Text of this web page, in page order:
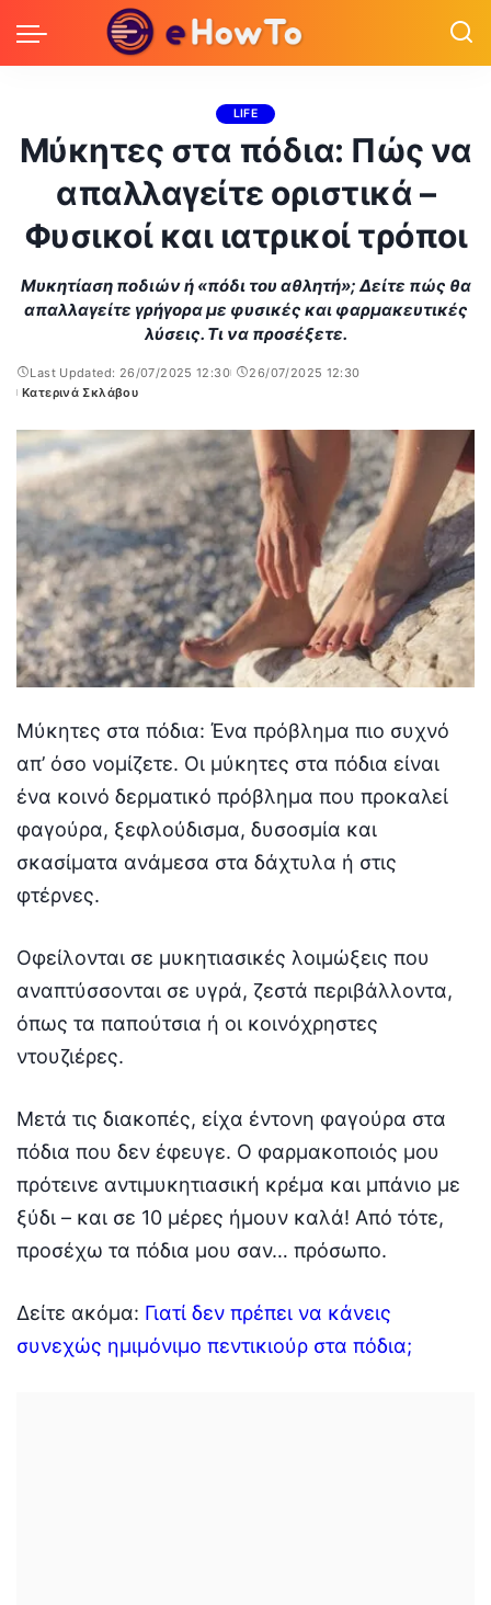
LIFE
Μύκητες στα πόδια: Πώς να
απαλλαγείτε οριστικά –
Φυσικοί και ιατρικοί τρόποι
Μυκητίαση ποδιών ή «πόδι του αθλητή»; Δείτε πώς θα
απαλλαγείτε γρήγορα με φυσικές και φαρμακευτικές
λύσεις. Τι να προσέξετε.
Last Updated: 26/07/2025 12:30
26/07/2025 12:30
Posted
Κατερινά Σκλάβου
Μύκητες στα πόδια: Ένα πρόβλημα πιο συχνό
απ’ όσο νομίζετε. Οι μύκητες στα πόδια είναι
ένα κοινό δερματικό πρόβλημα που προκαλεί
φαγούρα, ξεφλούδισμα, δυσοσμία και
σκασίματα ανάμεσα στα δάχτυλα ή στις
φτέρνες.
Οφείλονται σε μυκητιασικές λοιμώξεις που
αναπτύσσονται σε υγρά, ζεστά περιβάλλοντα,
όπως τα παπούτσια ή οι κοινόχρηστες
ντουζιέρες.
Μετά τις διακοπές, είχα έντονη φαγούρα στα
πόδια που δεν έφευγε. Ο φαρμακοποιός μου
πρότεινε αντιμυκητιασική κρέμα και μπάνιο με
ξύδι – και σε 10 μέρες ήμουν καλά! Από τότε,
προσέχω τα πόδια μου σαν… πρόσωπο.
Δείτε ακόμα: Γιατί δεν πρέπει να κάνεις
συνεχώς ημιμόνιμο πεντικιούρ στα πόδια;